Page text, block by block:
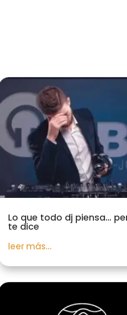
Lo que todo dj piensa…
te dice
leer más...